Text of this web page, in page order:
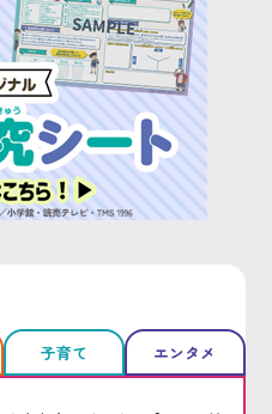
子育て エンタメ